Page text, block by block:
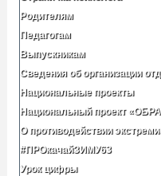
Родителям
Педагогам
Выпускникам
Сведения об организации
Национальные проекты
Национальный проект
О противодействии
#ПРОкачайЗИМУ63
Урок цифры